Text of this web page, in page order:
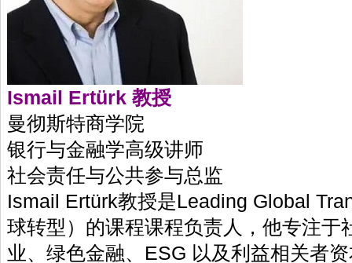
Ismail Ertürk 教授
曼彻斯特商学院
银行与金融学高级讲师
社会责任与公共参与总监
Ismail Ertürk教授是Leading Global
球转型）的课程课程负责人，他专注于
业、绿色金融、ESG 以及利益相关者